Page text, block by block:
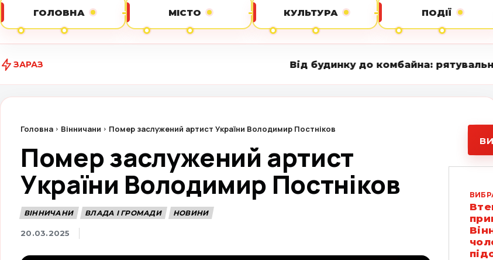
ГОЛОВНА МІСТО КУЛЬТУРА ПОДІЇ
ЗАРАЗ Від будинку до комбайна: рятувальники
Головна Вінничани Помер заслужений артист України Володимир Постніков
Помер заслужений артист
України Володимир Постніков
ВІННИЧАНИ ВЛАДА І ГРОМАДИ НОВИНИ
20.03.2025